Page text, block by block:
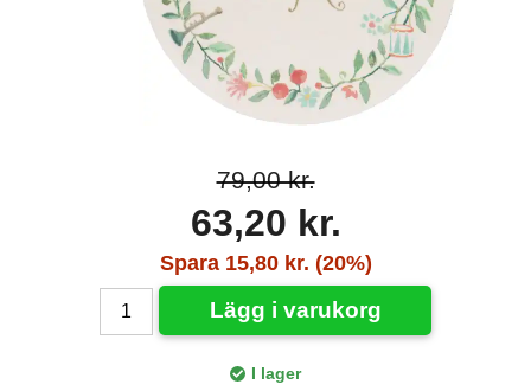
79,00 kr.
63,20 kr.
Spara 15,80 kr. (20%)
Lägg i varukorg
I lager